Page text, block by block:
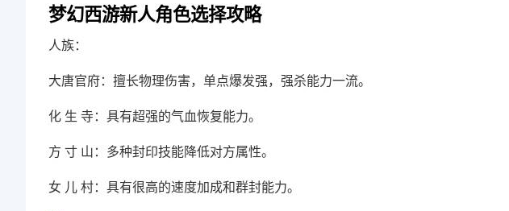
梦幻西游新人角色选择攻略
人族：
大唐官府：擅长物理伤害，单点爆发强，强杀能力一流。
化 生 寺：具有超强的气血恢复能力。
方 寸 山：多种封印技能降低对方属性。
女 儿 村：具有很高的速度加成和群封能力。